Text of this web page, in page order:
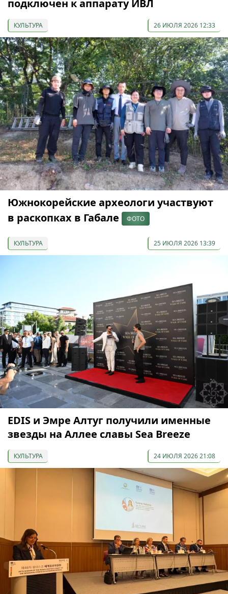
подключен к аппарату ИВЛ
КУЛЬТУРА 26 ИЮЛЯ 2026 12:33
Южнокорейские археологи участвуют
в раскопках в Габале
ФОТО
КУЛЬТУРА 25 ИЮЛЯ 2026 13:39
EDIS и Эмре Алтуг получили именные
звезды на Аллее славы Sea Breeze
КУЛЬТУРА 24 ИЮЛЯ 2026 21:08